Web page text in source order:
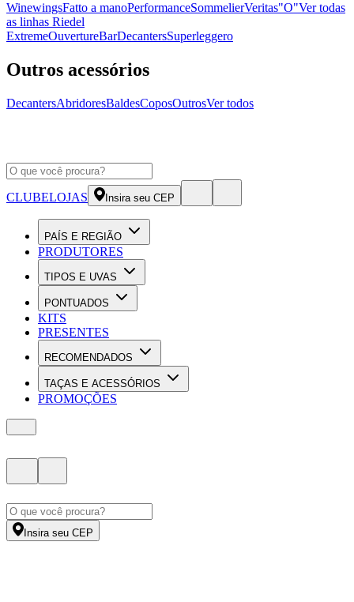
WinewingsFatto a manoPerformanceSommelierVeritas"O"Ver todas
as linhas Riedel
ExtremeOuvertureBarDecantersSuperleggero
Outros acessórios
DecantersAbridoresBaldesCoposOutrosVer todos
CLUBELOJAS Insira seu CEP
PAÍS E REGIÃO
PRODUTORES
TIPOS E UVAS
PONTUADOS
KITS
PRESENTES
RECOMENDADOS
TAÇAS E ACESSÓRIOS
PROMOÇÕES
Insira seu CEP